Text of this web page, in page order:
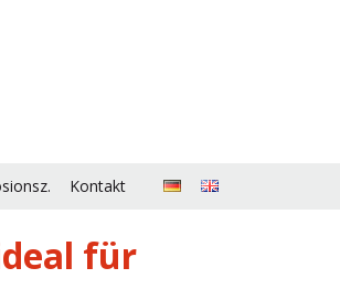
Kontakt
für